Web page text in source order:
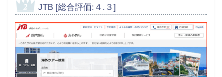
JTB [総合評価:４.３]